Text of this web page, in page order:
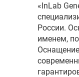
«InLab
России.
именем,